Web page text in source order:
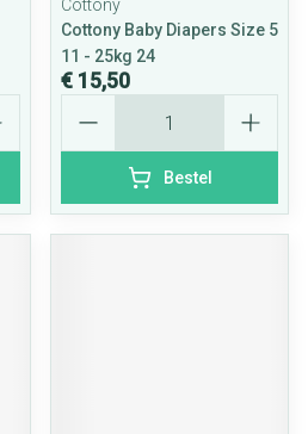
Cottony
Cottony Baby Diapers Size 5
11 - 25kg 24
€ 15,50
Bestel